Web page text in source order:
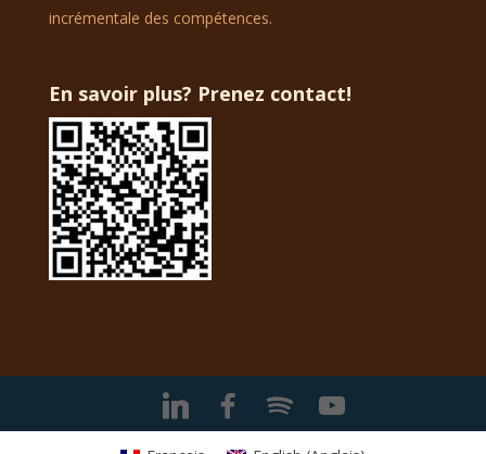
incrémentale des compétences.
En savoir plus? Prenez contact!